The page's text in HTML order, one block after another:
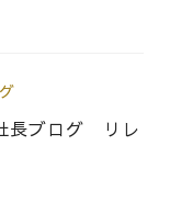
長ブログ リレ